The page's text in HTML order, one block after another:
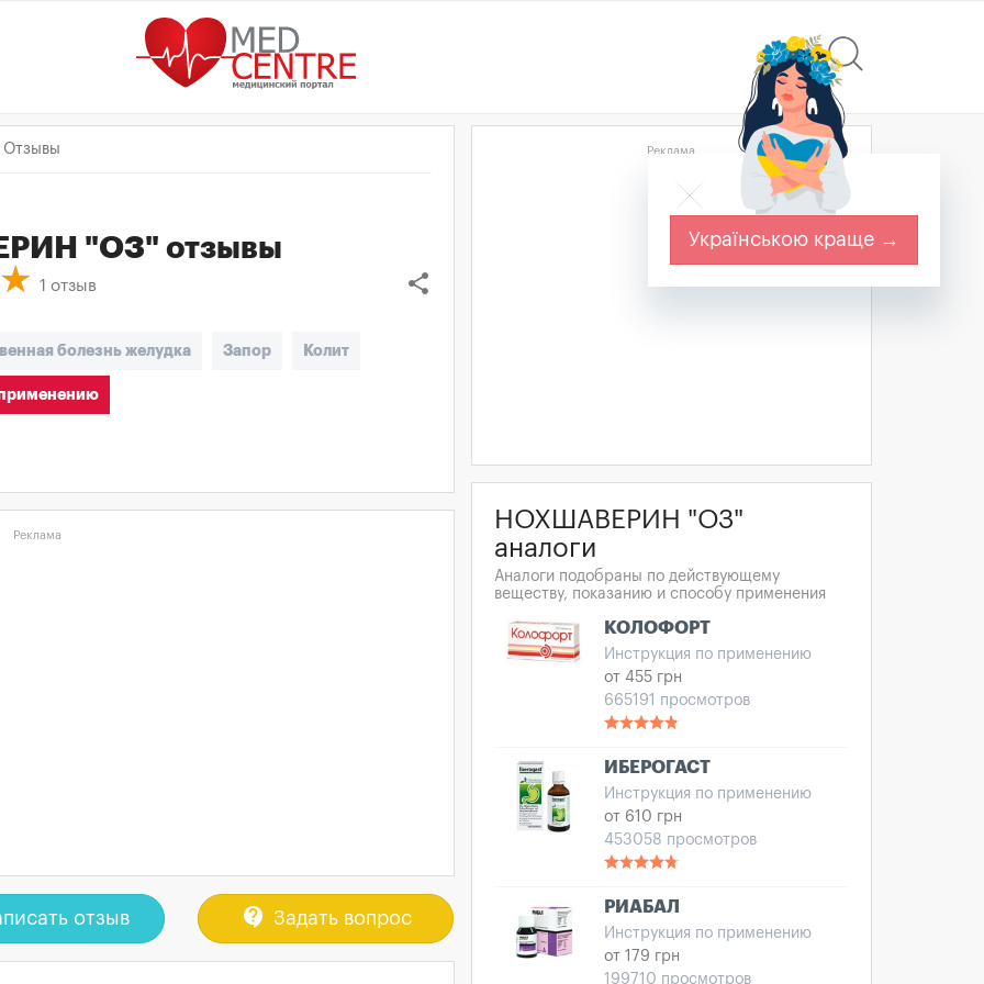
Отзывы
"ОЗ" отзывы
share
1 отзыв
болезнь желудка Запор Колит
Реклама
отзыв contact_support Задать вопрос
Реклама
НОХШАВЕРИН "ОЗ"
аналоги
Аналоги подобраны по действующему
веществу, показанию и способу применения
КОЛОФОРТ
Инструкция по применению
от 455 грн
665191 просмотров
ИБЕРОГАСТ
Инструкция по применению
от 610 грн
453058 просмотров
РИАБАЛ
Инструкция по применению
от 179 грн
199710 просмотров
Українською краще →